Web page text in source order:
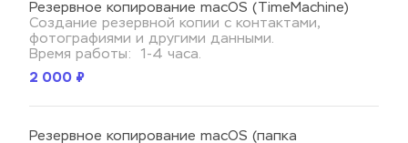
Резервное копирование macOS (TimeMachine)
Создание резервной копии с контактами,
фотографиями и другими данными.
Время работы:  1-4 часа.
2 000 ₽
Резервное копирование macOS (папка